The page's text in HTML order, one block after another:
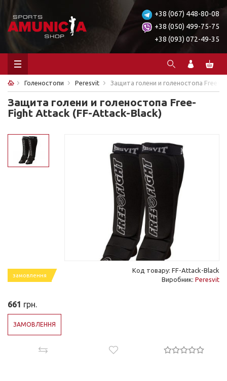
+38 (067) 448-80-08
+38 (050) 499-75-75
+38 (093) 072-49-35
Голеностопи Peresvit Защита голени и голеностопа Free-
Защита голени и голеностопа Free-
Fight Attack (FF-Attack-Black)
замовлення
Код товару: FF-Attack-Black
Виробник: Peresvit
661 грн.
ЗАМОВЛЕННЯ